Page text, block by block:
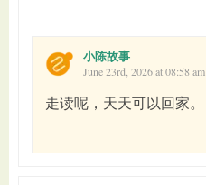
小陈故事
June 23rd, 2026 at 08:58 am
走读呢，天天可以回家。